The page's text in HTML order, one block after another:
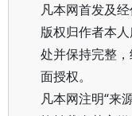
凡本网首发及
版权归作者本
处并保持完整
面授权。
凡本网注明“来